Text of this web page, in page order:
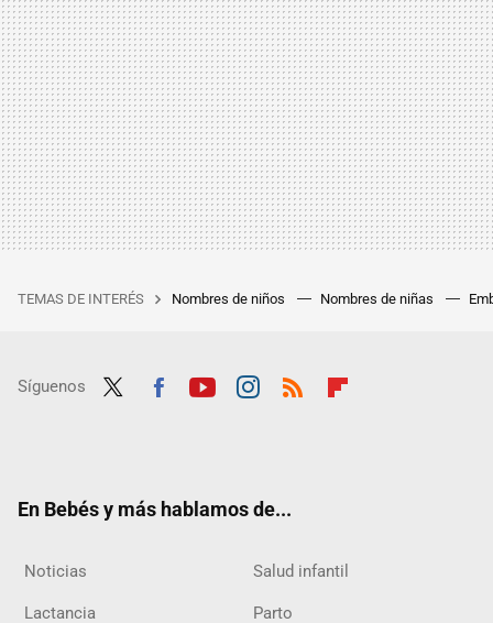
TEMAS DE INTERÉS Nombres de niños Nombres de niñas
Síguenos
En Bebés y más hablamos de...
Noticias Salud infantil
Lactancia Parto